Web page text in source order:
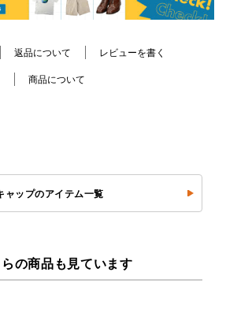
返品について レビューを書く
商品について
ャップのアイテム一覧
の商品も見ています